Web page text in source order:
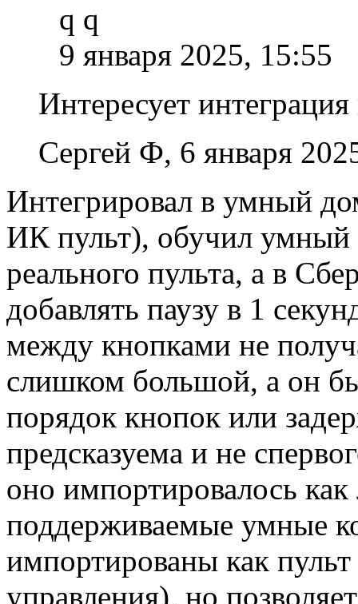
q q
9 января 2025, 15:55
Интересует
Сергей Ф, 6 января
Интегрировал в умный
ИК пульт), обучил
реального пульта, а в
добавлять паузу в 1
между кнопками не
слишком большой, а он
порядок кнопок или
предсказуема и не
оно импортировалось
поддерживаемые умные
импортированы как
управления), но